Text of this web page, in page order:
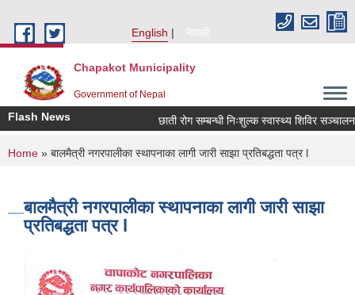
English
नेपाली
Chapakot Municipality
Government of Nepal
Flash News छाती रोग सम्बन्धी निःशुल्क स्वास्थ्य शिविर सञ्चालन
You are here
Home » बालमैत्री नगरपालीका स्थापनाका लागी जारी साझा प्रतिबद्धता पत्र l
बालमैत्री नगरपालीका स्थापनाका लागी जारी साझा
प्रतिबद्धता पत्र l